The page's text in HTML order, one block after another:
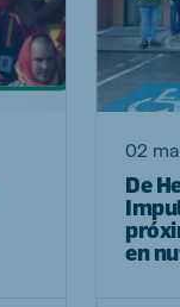
02
De
en